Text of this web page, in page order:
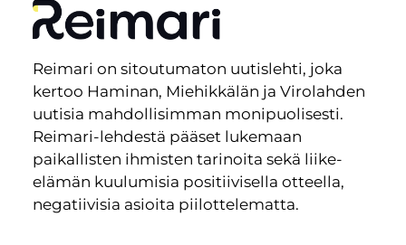
Reimari on sitoutumaton uutislehti, joka
kertoo Haminan, Miehikkälän ja Virolahden
uutisia mahdollisimman monipuolisesti.
Reimari-lehdestä pääset lukemaan
paikallisten ihmisten tarinoita sekä liike-
elämän kuulumisia positiivisella otteella,
negatiivisia asioita piilottelematta.